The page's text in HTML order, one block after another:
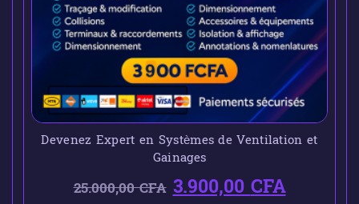
Devenez Expert en Systèmes de Ventilation et
Gainages
25.000,00CFA 3.900,00CFA